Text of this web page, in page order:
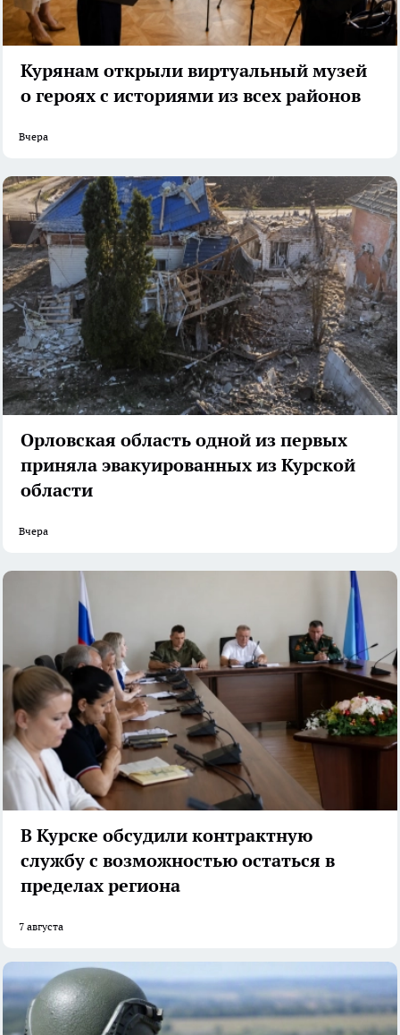
Курянам открыли виртуальный музей
о героях с историями из всех районов
Вчера
Орловская область одной из первых
приняла эвакуированных из Курской
области
Вчера
В Курске обсудили контрактную
службу с возможностью остаться в
пределах региона
7 августа